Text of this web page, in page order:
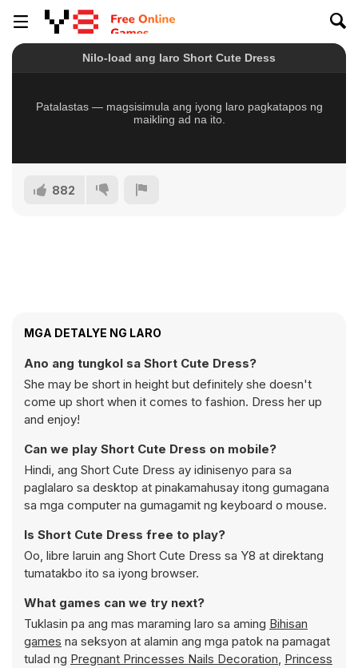
882
MGA DETALYE NG LARO
Ano ang tungkol sa Short Cute Dress?
She may be short in height but definitely she doesn't
come up short when it comes to fashion. Dress her up
and enjoy!
Can we play Short Cute Dress on mobile?
Hindi, ang Short Cute Dress ay idinisenyo para sa
paglalaro sa desktop at pinakamahusay itong gumagana
sa mga computer na gumagamit ng keyboard o mouse.
Is Short Cute Dress free to play?
Oo, libre laruin ang Short Cute Dress sa Y8 at direktang
tumatakbo ito sa iyong browser.
What games can we try next?
Tuklasin pa ang mas maraming laro sa aming Bihisan
games na seksyon at alamin ang mga patok na pamagat
tulad ng Pregnant Princesses Nails Decoration, Princess